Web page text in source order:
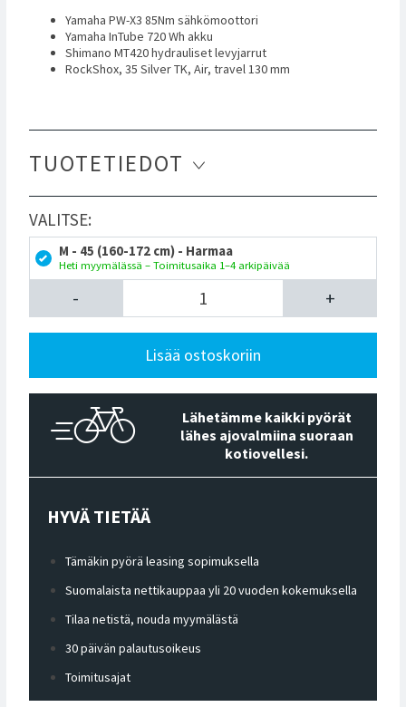
Yamaha PW-X3 85Nm sähkömoottori
Yamaha InTube 720 Wh akku
Shimano MT420 hydrauliset levyjarrut
RockShox, 35 Silver TK, Air, travel 130 mm
TUOTETIEDOT
VALITSE:
M - 45 (160-172 cm) - Harmaa
Heti myymälässä – Toimitusaika 1–4 arkipäivää
- +
Lisää ostoskoriin
Lähetämme kaikki pyörät
lähes ajovalmiina suoraan
kotiovellesi.
HYVÄ TIETÄÄ
Tämäkin pyörä leasing sopimuksella
Suomalaista nettikauppaa yli 20 vuoden kokemuksella
Tilaa netistä, nouda myymälästä
30 päivän palautusoikeus
Toimitusajat